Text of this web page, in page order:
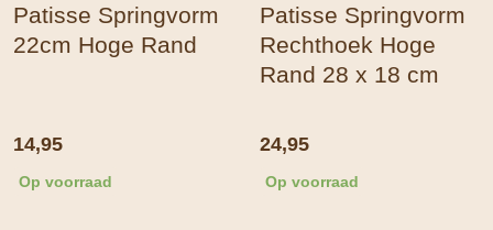
Patisse Springvorm
22cm Hoge Rand
14,95
Op voorraad
Patisse Springvorm
Rechthoek Hoge
Rand 28 x 18 cm
24,95
Op voorraad